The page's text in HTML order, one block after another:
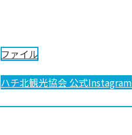
ファイル
ハチ北観光協会 公式Instagram